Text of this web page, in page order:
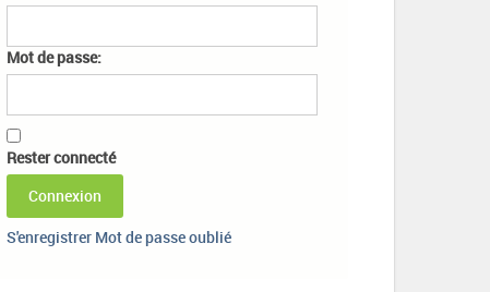
Mot de passe:
Rester connecté
Connexion
S'enregistrer Mot de passe oublié